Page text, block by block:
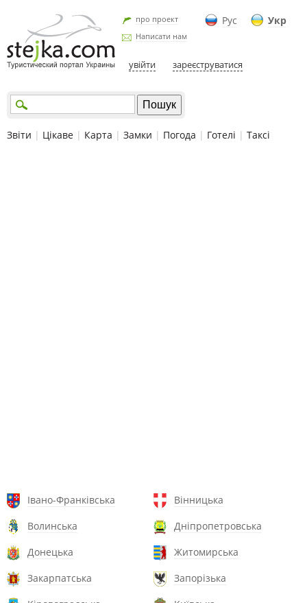
Рус Укр
про проект
Написати нам
увійти зареєструватися
Звіти | Цікаве | Карта | Замки | Погода | Готелі | Таксі
Івано-Франківська
Вінницька
Волинська
Дніпропетровська
Донецька
Житомирська
Закарпатська
Запорізька